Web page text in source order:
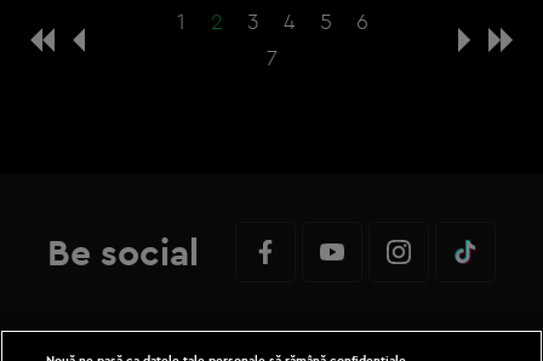
1 2 3 4 5
6
7
Be social